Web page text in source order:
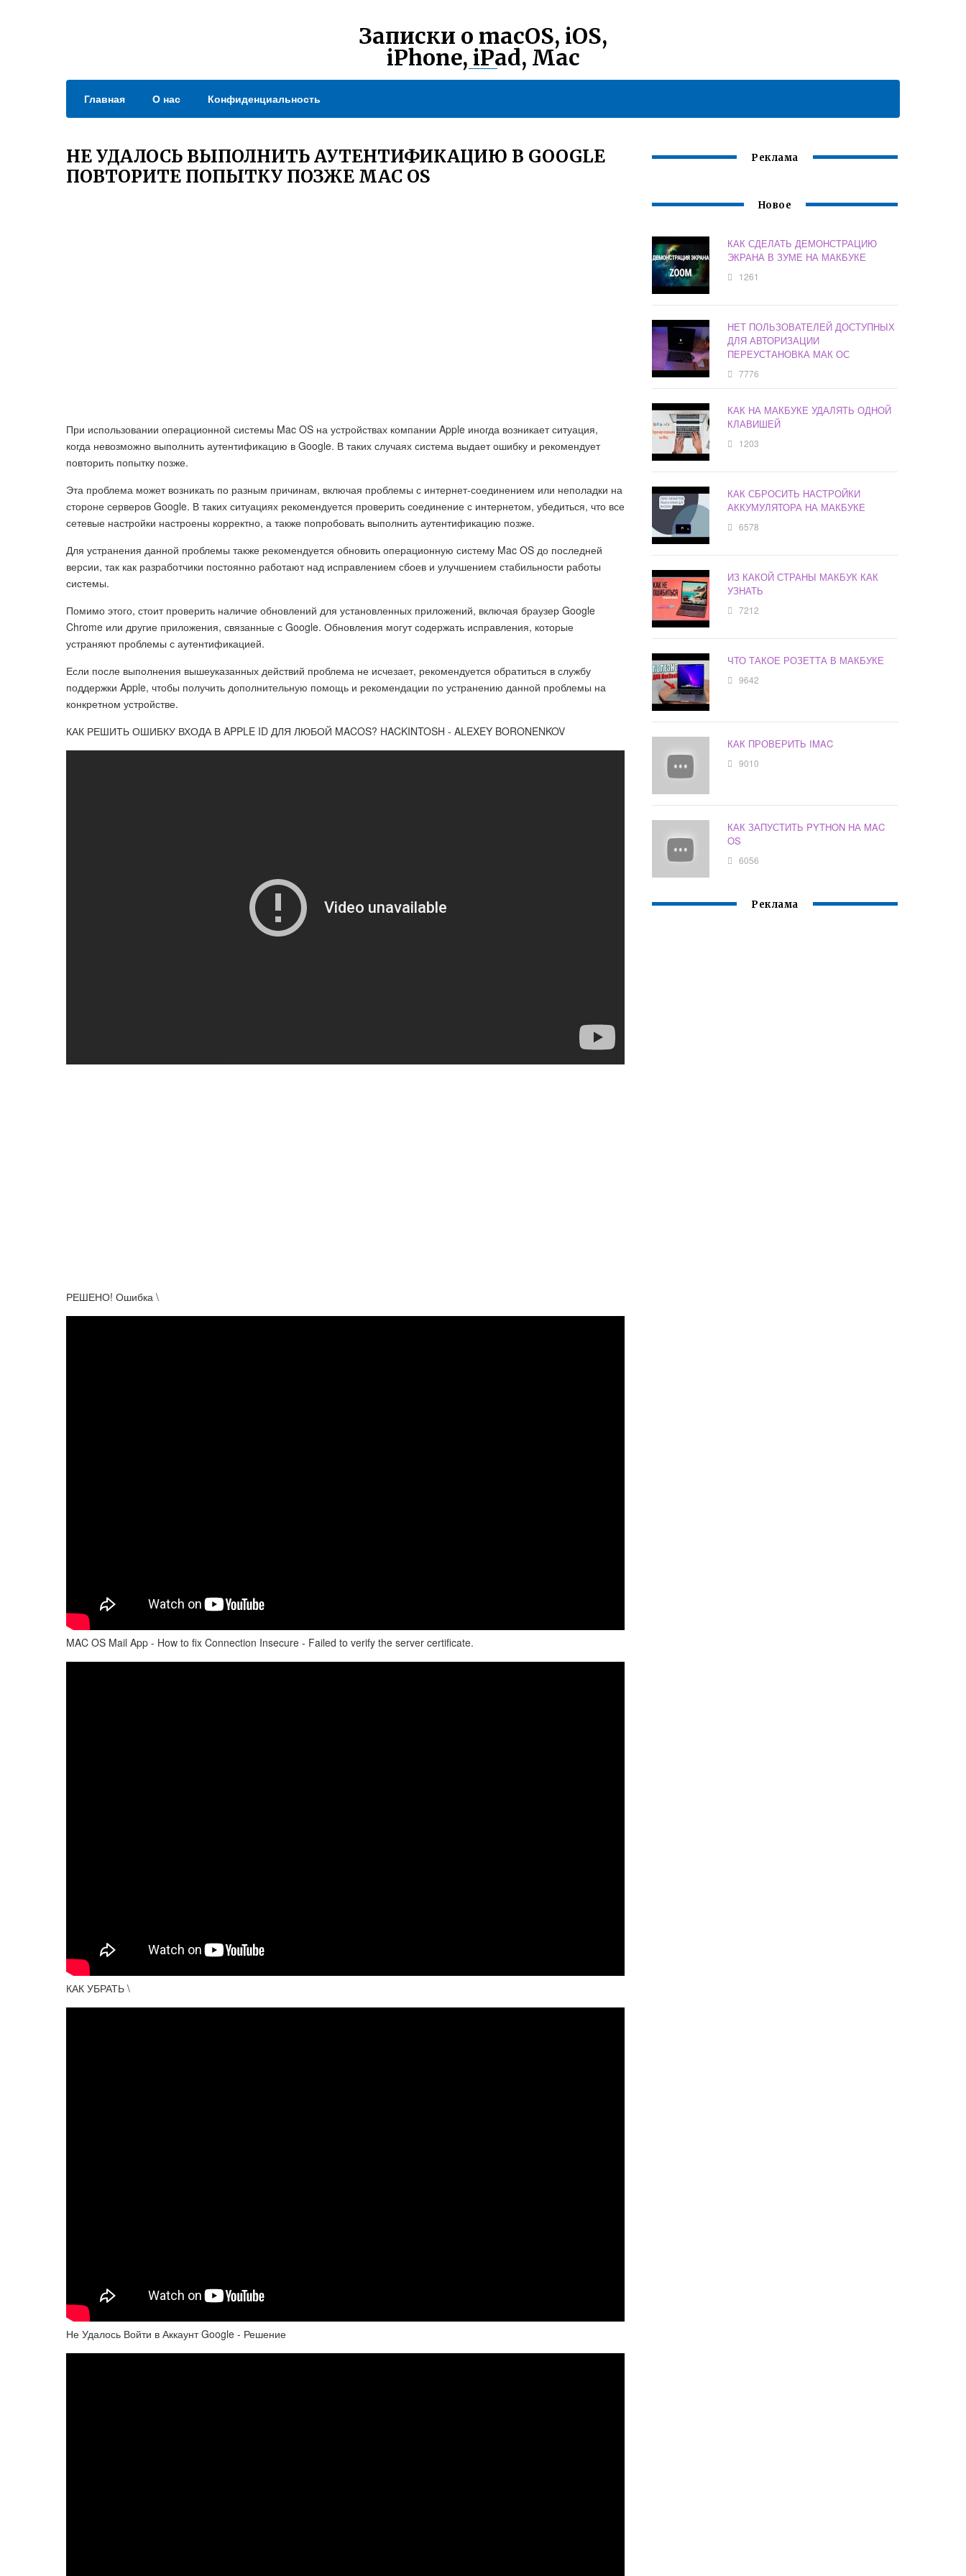
Записки о macOS, iOS,
iPhone, iPad, Mac
Главная О нас Конфиденциальность
НЕ УДАЛОСЬ ВЫПОЛНИТЬ АУТЕНТИФИКАЦИЮ В GOOGLE
ПОВТОРИТЕ ПОПЫТКУ ПОЗЖЕ MAC OS
При использовании операционной системы Mac OS на устройствах компании Apple иногда возникает ситуация,
когда невозможно выполнить аутентификацию в Google. В таких случаях система выдает ошибку и рекомендует
повторить попытку позже.
Эта проблема может возникать по разным причинам, включая проблемы с интернет-соединением или неполадки на
стороне серверов Google. В таких ситуациях рекомендуется проверить соединение с интернетом, убедиться, что все
сетевые настройки настроены корректно, а также попробовать выполнить аутентификацию позже.
Для устранения данной проблемы также рекомендуется обновить операционную систему Mac OS до последней
версии, так как разработчики постоянно работают над исправлением сбоев и улучшением стабильности работы
системы.
Помимо этого, стоит проверить наличие обновлений для установленных приложений, включая браузер Google
Chrome или другие приложения, связанные с Google. Обновления могут содержать исправления, которые
устраняют проблемы с аутентификацией.
Если после выполнения вышеуказанных действий проблема не исчезает, рекомендуется обратиться в службу
поддержки Apple, чтобы получить дополнительную помощь и рекомендации по устранению данной проблемы на
конкретном устройстве.
КАК РЕШИТЬ ОШИБКУ ВХОДА В APPLE ID ДЛЯ ЛЮБОЙ MACOS? HACKINTOSH - ALEXEY BORONENKOV
РЕШЕНО! Ошибка \
MAC OS Mail App - How to fix Connection Insecure - Failed to verify the server certificate.
КАК УБРАТЬ \
Не Удалось Войти в Аккаунт Google - Решение
Реклама
Новое
КАК СДЕЛАТЬ ДЕМОНСТРАЦИЮ
ЭКРАНА В ЗУМЕ НА МАКБУКЕ
1261
НЕТ ПОЛЬЗОВАТЕЛЕЙ ДОСТУПНЫХ
ДЛЯ АВТОРИЗАЦИИ
ПЕРЕУСТАНОВКА МАК ОС
7776
КАК НА МАКБУКЕ УДАЛЯТЬ ОДНОЙ
КЛАВИШЕЙ
1203
КАК СБРОСИТЬ НАСТРОЙКИ
АККУМУЛЯТОРА НА МАКБУКЕ
6578
ИЗ КАКОЙ СТРАНЫ МАКБУК КАК
УЗНАТЬ
7212
ЧТО ТАКОЕ РОЗЕТТА В МАКБУКЕ
9642
КАК ПРОВЕРИТЬ IMAC
9010
КАК ЗАПУСТИТЬ PYTHON НА MAC
OS
6056
Реклама